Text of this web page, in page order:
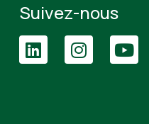
Suivez-nous